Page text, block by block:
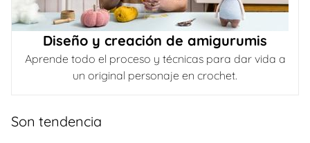
Diseño y creación de amigurumis
Aprende todo el proceso y técnicas para dar vida a
un original personaje en crochet.
Son tendencia